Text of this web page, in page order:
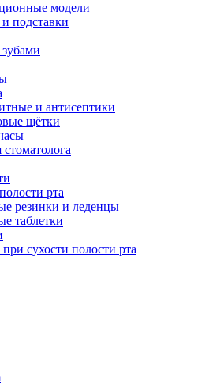
модели
подставки
и антисептики
щётки
рта
резинки и леденцы
таблетки
сухости полости рта